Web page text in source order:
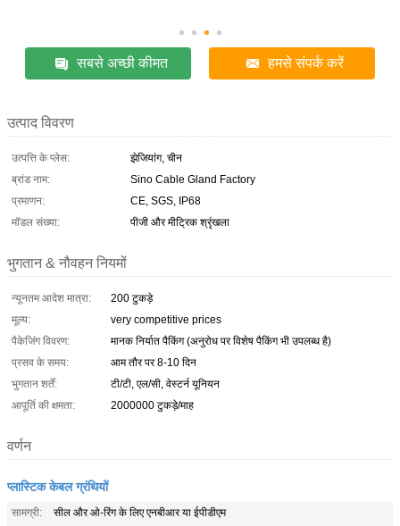
सबसे अच्छी कीमत हमसे संपर्क करें
उत्पाद विवरण
उत्पत्ति के प्लेस:
झेजियांग, चीन
ब्रांड नाम:
Sino Cable Gland Factory
प्रमाणन:
CE, SGS, IP68
मॉडल संख्या:
पीजी और मीट्रिक श्रृंखला
भुगतान & नौवहन नियमों
न्यूनतम आदेश मात्रा:
200 टुकड़े
मूल्य:
very competitive prices
पैकेजिंग विवरण:
मानक निर्यात पैकिंग (अनुरोध पर विशेष पैकिंग भी उपलब्ध है)
प्रसव के समय:
आम तौर पर 8-10 दिन
भुगतान शर्तें:
टी/टी, एल/सी, वेस्टर्न यूनियन
आपूर्ति की क्षमता:
2000000 टुकड़े/माह
वर्णन
प्लास्टिक केबल ग्रंथियों
सामग्री:
सील और ओ-रिंग के लिए एनबीआर या ईपीडीएम